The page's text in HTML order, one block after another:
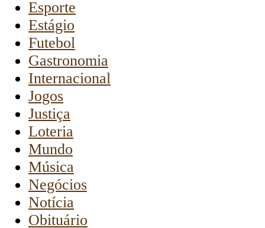
Esporte
Estágio
Futebol
Gastronomia
Internacional
Jogos
Justiça
Loteria
Mundo
Música
Negócios
Notícia
Obituário